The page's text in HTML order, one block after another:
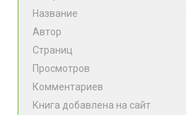
Название
Автор
Страниц
Просмотров
Комментариев
Книга добавлена на сайт